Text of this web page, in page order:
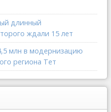
длинный
ждали 15 лет
млн в модернизацию
региона Тет